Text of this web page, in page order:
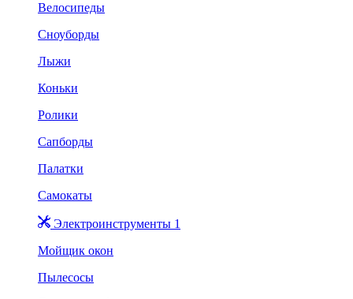
Велосипеды
Сноуборды
Лыжи
Коньки
Ролики
Сапборды
Палатки
Самокаты
Электроинструменты 1
Мойщик окон
Пылесосы